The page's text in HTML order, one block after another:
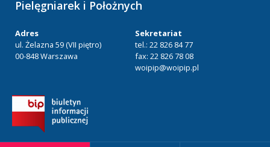
Pielęgniarek i Położnych
Adres
ul. Żelazna 59 (VII piętro)
00-848 Warszawa
Sekretariat
tel.: 22 826 84 77
fax: 22 826 78 08
woipip@woipip.pl